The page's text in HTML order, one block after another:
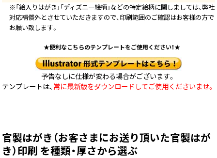
※「絵入りはがき」「ディズニー絵柄」などの特定絵柄に関しましては、弊社
対応補償外とさせていただきますので、印刷範囲のご確認はお客様の方で
お願い致します。
★便利なこちらのテンプレートをご使用ください！★
予告なしに仕様が変わる場合がございます。
テンプレートは、 常に最新版をダウンロードしてご使用くださいませ。
官製はがき（お客さまにお送り頂いた官製はが
き）印刷 を種類・厚さから選ぶ